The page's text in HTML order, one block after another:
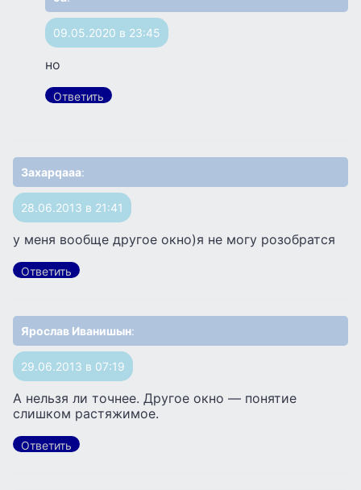
09.05.2020 в 23:45
но
Ответить
3axapqaaa:
28.06.2013 в 21:41
у меня вообще другое окно)я не могу розобратся
Ответить
Ярослав Иванишын:
29.06.2013 в 07:19
А нельзя ли точнее. Другое окно — понятие
слишком растяжимое.
Ответить